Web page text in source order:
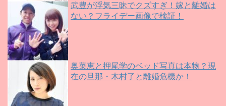
武豊が浮気三昧でクズすぎ！嫁と離婚は
ない？フライデー画像で検証！
奥菜恵と押尾学のベッド写真は本物？現
在の旦那・木村了と離婚危機か！